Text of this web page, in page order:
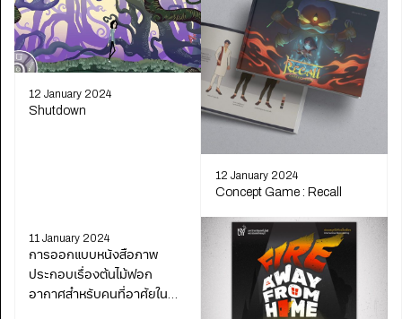
12 January 2024
Shutdown
12 January 2024
Concept Game : Recall
11 January 2024
การออกแบบหนังสือภาพ
ประกอบเรื่องต้นไม้ฟอก
อากาศสำหรับคนที่อาศัยใน